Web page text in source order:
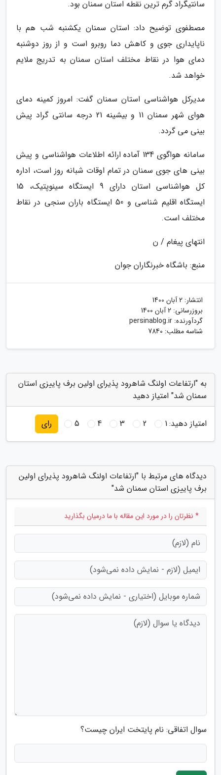
سانتیگراد گرم ترین نقطه استان سمنان بود.
مصطفوی توضیح داد: استان سمنان یکشنبه شب هم با
ناپایداری جوی و کاهش دما روبرو است و از روز دوشنبه
دمای هوا در نقاط مختلف استان سمنان به تدریج ملایم
خواهد شد.
مدیرکل هواشناسی استان سمنان گفت: امروز کمینه دمای
هوای شهر سمنان 11 و بیشینه 21 درجه سانتی گراد پیش
بینی می گردد.
سامانه هواگوی 134 آماده ارائه اطلاعات هواشناسی و پیش
بینی های جوی سمنان در تمام اوقات شبانه روز است، اداره
کل هواشناسی استان دارای 9 ایستگاه سینوپتیک، 15
ایستگاه اقلیم شناسی و 50 ایستگاه باران سنجی در نقاط
مختلف است.
انتهای پیغام / ن
منبع: باشگاه خبرنگاران جوان
انتشار: 2 آبان 1400
بروزرسانی: 2 آبان 1400
گردآورنده: persinablog.ir
شناسه مطلب: 7840
به "ارتفاعات اولنگ شاهرود پذیرای اولین برف پاییزی استان
سمنان شد" امتیاز دهید
امتیاز دهید:1
2
3
4
5 رای
دیدگاه های مرتبط با "ارتفاعات اولنگ شاهرود پذیرای اولین
برف پاییزی استان سمنان شد"
* نظرتان را در مورد این مقاله با ما درمیان بگذارید
سوال اتفاقی: نام پایتخت ایران چیست؟